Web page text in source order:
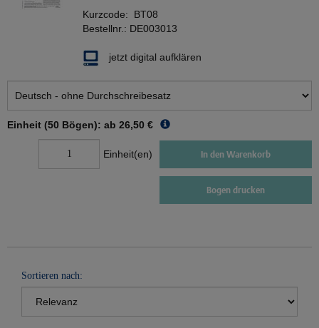
Kurzcode: BT08
Bestellnr.: DE003013
jetzt digital aufklären
Einheit (50 Bögen): ab 26,50 €
Einheit(en) In den Warenkorb
Bogen drucken
Sortieren nach: